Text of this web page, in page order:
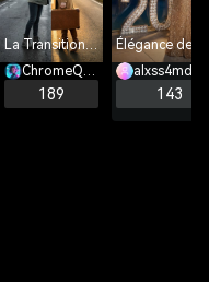
La Transition de 2026
ChromeQueen
189
alxss4mdf
143